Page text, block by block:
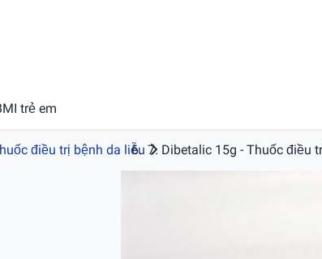
trẻ em
điều trị bệnh da liễu Dibetalic 15g - Thuốc điều